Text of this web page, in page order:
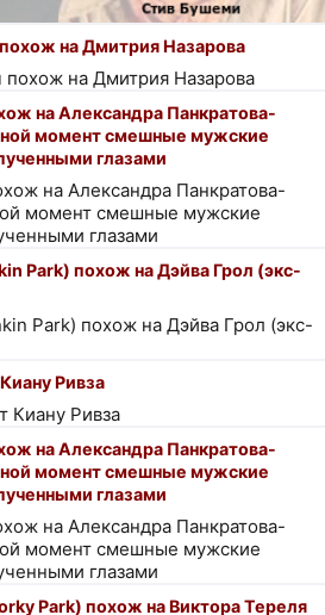
на Дмитрия Назарова
на Александра Панкратова-
момент смешные мужские
глазами
Park) похож на Дэйва Грол (экс-
Ривза
на Александра Панкратова-
момент смешные мужские
глазами
Park) похож на Виктора Тереля